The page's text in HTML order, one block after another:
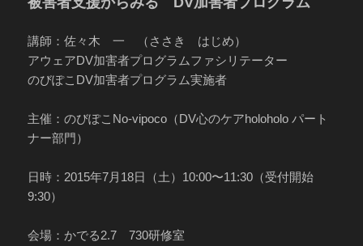
講師：佐々木 一 （ささき はじめ）
アウェアDV加害者プログラムファシリテーター
のびぽこDV加害者プログラム実施者
主催：のびぽこNo-vipoco（DV心のケアholoholo パート
ナー部門）
日時：2015年7月18日（土）10:00〜11:30（受付開始
9:30）
会場：かでる2.7 730研修室